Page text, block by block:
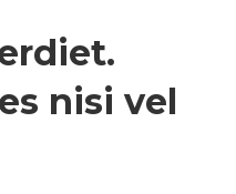
nisi vel